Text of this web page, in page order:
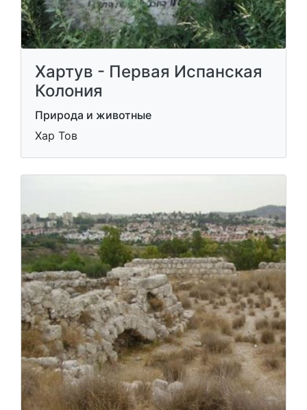
Хартув - Первая Испанская
Колония
Природа и животные
Хар Тов